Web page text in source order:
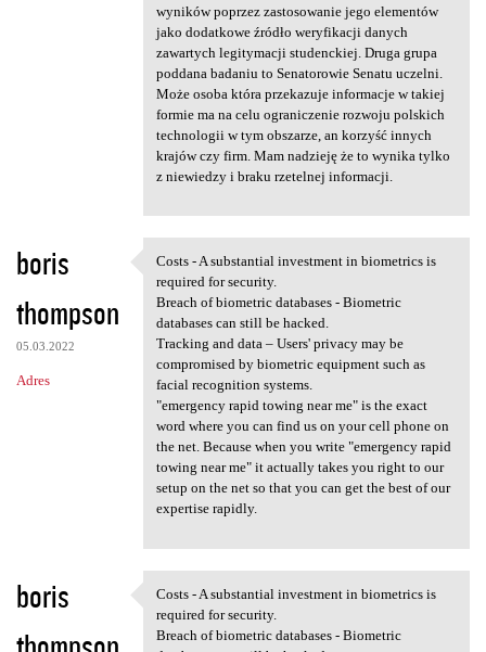
wyników poprzez zastosowanie jego elementów
jako dodatkowe źródło weryfikacji danych
zawartych legitymacji studenckiej. Druga grupa
poddana badaniu to Senatorowie Senatu uczelni.
Może osoba która przekazuje informacje w takiej
formie ma na celu ograniczenie rozwoju polskich
technologii w tym obszarze, an korzyść innych
krajów czy firm. Mam nadzieję że to wynika tylko
z niewiedzy i braku rzetelnej informacji.
boris
thompson
05.03.2022
Adres
Costs - A substantial
Costs - A substantial investment in biometrics is
required for security.
Breach of biometric databases - Biometric
databases can still be hacked.
Tracking and data – Users' privacy may be
compromised by biometric equipment such as
facial recognition systems.
"emergency rapid towing near me" is the exact
word where you can find us on your cell phone on
the net. Because when you write "emergency rapid
towing near me" it actually takes you right to our
setup on the net so that you can get the best of our
expertise rapidly.
boris
Costs - A substantial
Costs - A substantial investment in biometrics is
required for security.
Breach of biometric databases - Biometric